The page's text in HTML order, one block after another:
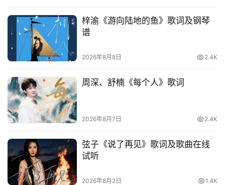
梓渝《游向陆地的鱼》歌词及钢琴
谱
2026年8月8日 2.4K
周深、舒楠《每个人》歌词
2026年8月7日 2.4K
弦子《说了再见》歌词及歌曲在线
试听
2026年8月2日 1.4K